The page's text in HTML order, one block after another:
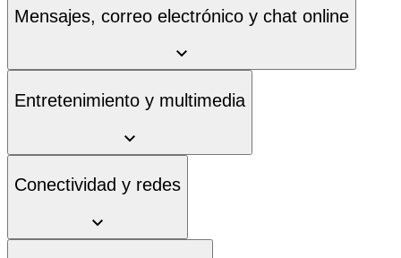
Mensajes, correo electrónico y chat online
Entretenimiento y multimedia
Conectividad y redes